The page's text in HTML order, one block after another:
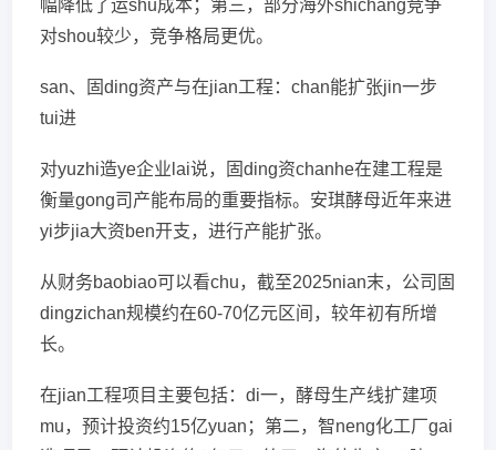
幅降低了运shu成本；第三，部分海外shichang竞争
对shou较少，竞争格局更优。
san、固ding资产与在jian工程：chan能扩张jin一步
tui进
对yuzhi造ye企业lai说，固ding资chanhe在建工程是
衡量gong司产能布局的重要指标。安琪酵母近年来进
yi步jia大资ben开支，进行产能扩张。
从财务baobiao可以看chu，截至2025nian末，公司固
dingzichan规模约在60-70亿元区间，较年初有所增
长。
在jian工程项目主要包括：di一，酵母生产线扩建项
mu，预计投资约15亿yuan；第二，智neng化工厂gai